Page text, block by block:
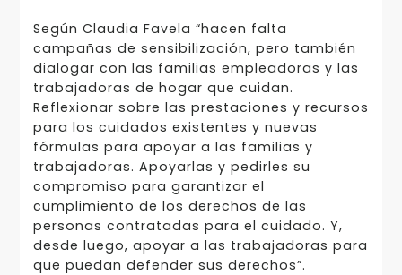
Según Claudia Favela “hacen falta
campañas de sensibilización, pero también
dialogar con las familias empleadoras y las
trabajadoras de hogar que cuidan.
Reflexionar sobre las prestaciones y recursos
para los cuidados existentes y nuevas
fórmulas para apoyar a las familias y
trabajadoras. Apoyarlas y pedirles su
compromiso para garantizar el
cumplimiento de los derechos de las
personas contratadas para el cuidado. Y,
desde luego, apoyar a las trabajadoras para
que puedan defender sus derechos”.